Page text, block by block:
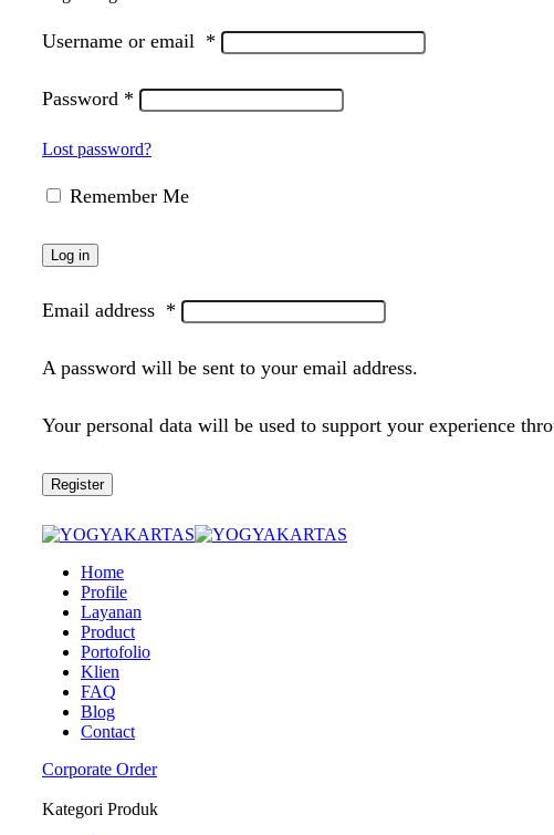
Username or email *
Password *
Lost password?
Remember Me
Log in
Email address *
A password will be sent to your email address.
Your personal data will be used to support your experience
Register
Home
Profile
Layanan
Product
Portofolio
Klien
FAQ
Blog
Contact
Corporate Order
Kategori Produk